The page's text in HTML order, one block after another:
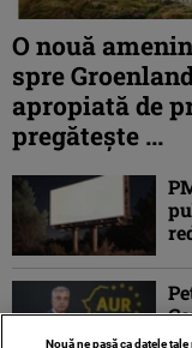
O nouă
spre
apropiată de
pregătește ...
Nouă ne pasă ca datele